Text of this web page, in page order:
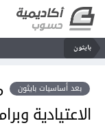
بايثون
بعد أساسيات بايثون
الاعتيادية